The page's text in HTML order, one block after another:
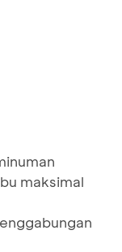
maksimal